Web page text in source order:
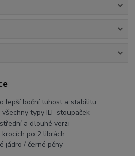
lepší boční tuhost a stabilitu
typy ILF stoupaček
a dlouhé verzi
po 2 librách
jádro / černé pěny